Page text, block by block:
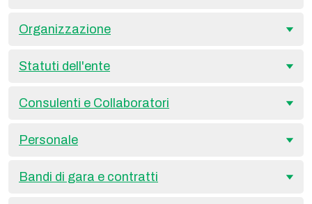
Organizzazione
Statuti dell'ente
Consulenti e Collaboratori
Personale
Bandi di gara e contratti